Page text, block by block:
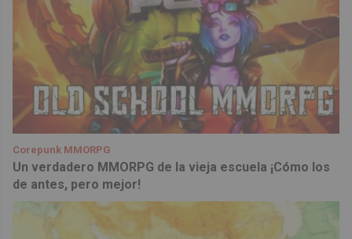
Corepunk MMORPG
Un verdadero MMORPG de la vieja escuela ¡Cómo los
de antes, pero mejor!